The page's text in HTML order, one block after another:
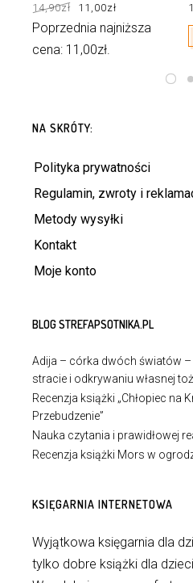
14,90zł cena
wynosiła:
14,90zł.
11,00złcena
11,00zł.
Poprzednia najniższa
cena: 11,00zł.
NA SKRÓTY:
Polityka prywatności
Regulamin, zwroty i
Metody wysyłki
Kontakt
Moje konto
BLOG STREFAPSOTNIKA.PL
Adija – córka dwóch światów
stracie i odkrywaniu własnej
Recenzja książki „Chłopiec na
Przebudzenie”
Nauka czytania i prawidłowej
Recenzja książki Mors w
KSIĘGARNIA INTERNETOWA
Wyjątkowa księgarnia dla
tylko dobre książki dla